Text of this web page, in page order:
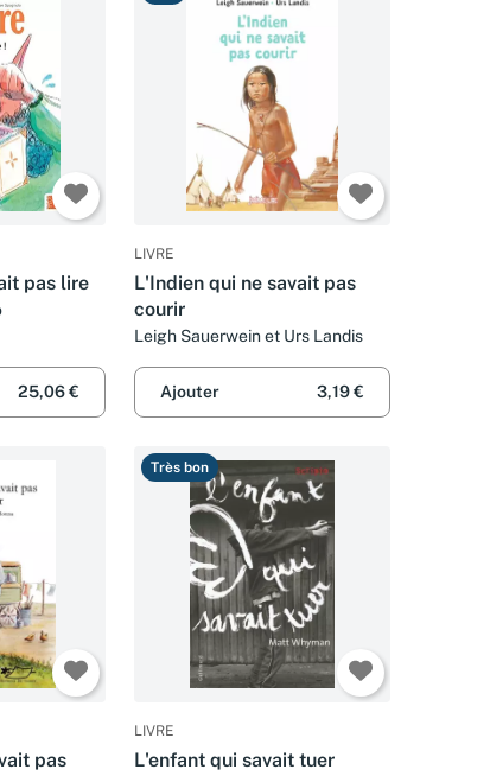
pas lire
25,06 €
LIVRE
L'Indien qui ne savait pas
courir
Leigh Sauerwein et Urs Landis
Ajouter 3,19 €
pas
Très bon
LIVRE
L'enfant qui savait tuer